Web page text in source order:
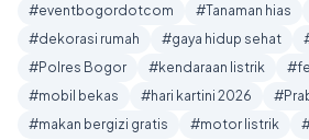
#eventbogordotcom #Tanaman hias
#dekorasi rumah
#gaya hidup sehat
#Polres Bogor
#kendaraan listrik
#mobil bekas
#hari kartini 2026
#makan bergizi gratis
#motor listrik